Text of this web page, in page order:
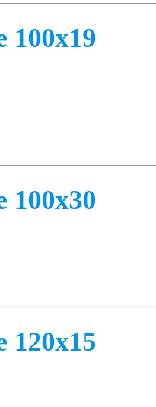
100х19
100х30
120х15